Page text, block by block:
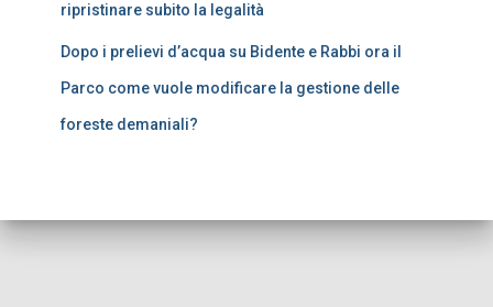
ripristinare subito la legalità
Dopo i prelievi d’acqua su Bidente e Rabbi ora il
Parco come vuole modificare la gestione delle
foreste demaniali?